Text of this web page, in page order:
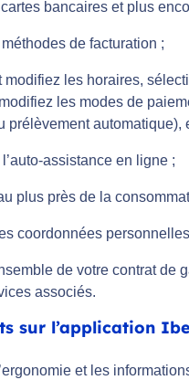
bancaires et plus
de facturation ;
modifiez les horaires,
les modes de
prélèvement automatique),
assistance en ligne ;
plus près de la
coordonnées
de votre contrat de
associés.
sur l’application
et les